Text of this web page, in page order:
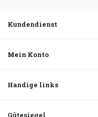
Kundendienst
Mein Konto
Handige links
Gütesiegel